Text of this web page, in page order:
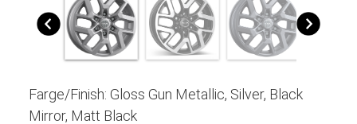
Farge/Finish: Gloss Gun Metallic, Silver, Black
Mirror, Matt Black